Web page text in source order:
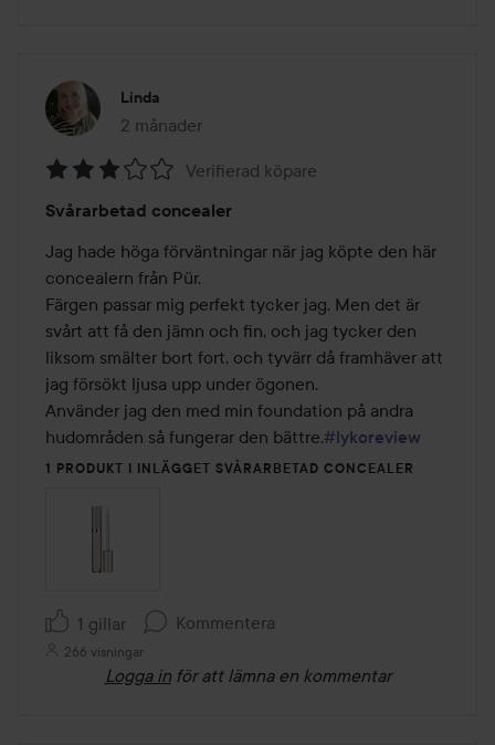
Linda
2 månader
Inlägget skapades 2 månader
3
av
5
Verifierad köpare
Svårarbetad concealer
Jag hade höga förväntningar när jag köpte den här
concealern från Pür.
Färgen passar mig perfekt tycker jag. Men det är
svårt att få den jämn och fin, och jag tycker den
liksom smälter bort fort, och tyvärr då framhäver att
jag försökt ljusa upp under ögonen.
Använder jag den med min foundation på andra
hudområden så fungerar den bättre.#lykoreview
1 PRODUKT I INLÄGGET SVÅRARBETAD CONCEALER
1 gillar Kommentera
266 visningar
Logga in för att lämna en kommentar